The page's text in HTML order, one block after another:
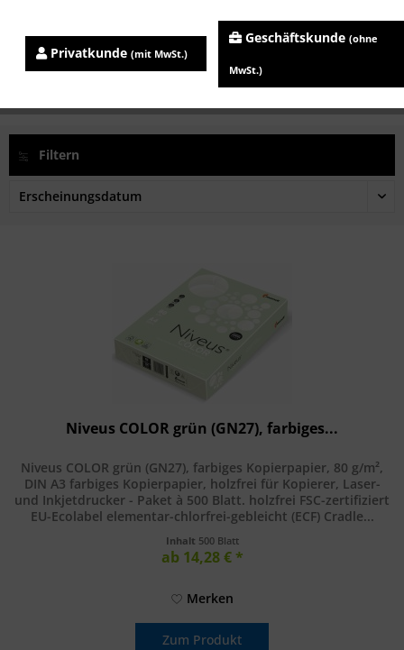
500 Blatt
ab 6,96 € *
Filtern
Niveus COLOR grün (GN27), farbiges...
Niveus COLOR grün (GN27), farbiges Kopierpapier, 80 g/m²,
DIN A3 farbiges Kopierpapier, holzfrei für Kopierer, Laser-
und Inkjetdrucker - Paket à 500 Blatt. holzfrei FSC-zertifiziert
EU-Ecolabel elementar-chlorfrei-gebleicht (ECF) Cradle...
Inhalt 500 Blatt
ab 14,28 € *
Merken
Zum Produkt
Privatkunde (mit MwSt.)
Geschäftskunde (ohne
MwSt.)